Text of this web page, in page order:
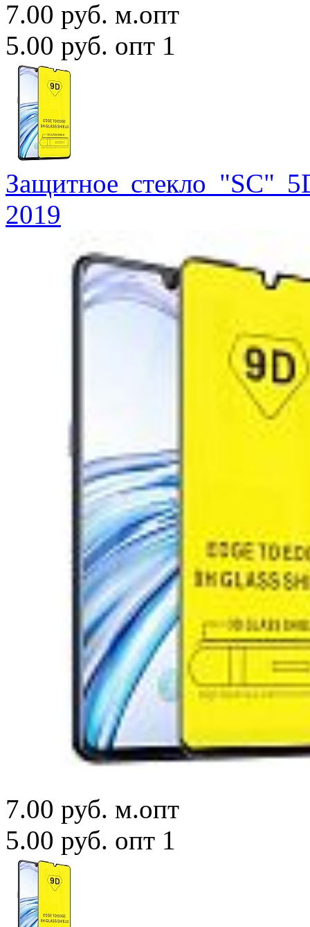
7.00 руб. м.опт
5.00 руб. опт 1
Защитное стекло "SC"
2019
7.00 руб. м.опт
5.00 руб. опт 1